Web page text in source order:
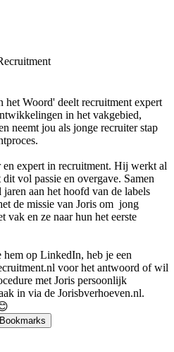
het Woord' deelt recruitment expert
in het vakgebied,
neemt jou als jonge recruiter stap
en expert in recruitment. Hij werkt al
vol passie en overgave. Samen
aan het hoofd van de labels
de missie van Joris om jong
vak en ze naar hun het eerste
op LinkedIn, heb je een
voor het antwoord of wil
met Joris persoonlijk
in via de Jorisbverhoeven.nl.
Bookmarks